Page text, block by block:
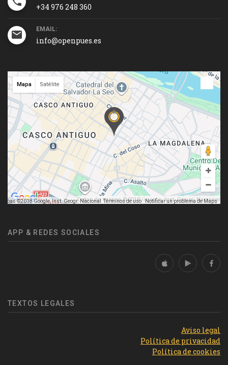
+34 976 248 360
EMAIL:
info@openpues.es
©2018 Google, Inst. Geogr. NacionalDatos de mapas ©2018 Google, Inst. Geogr. Nacional
Términos de uso Notificar un problema de Maps
Mapa Satélite
APP & REDES SOCIALES
TEXTOS LEGALES
Aviso legal
Política de privacidad
Política de cookies